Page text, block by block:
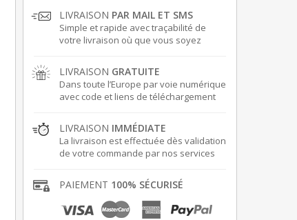
LIVRAISON PAR MAIL ET SMS
Simple et rapide avec traçabilité de
votre livraison où que vous soyez
LIVRAISON GRATUITE
Dans toute l’Europe par voie numérique
avec code et liens de téléchargement
LIVRAISON IMMÉDIATE
La livraison est effectuée dès validation
de votre commande par nos services
PAIEMENT 100% SÉCURISÉ